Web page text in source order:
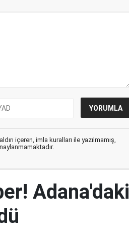
içeren, imla kuralları ile yazılmamış,
Adana'daki